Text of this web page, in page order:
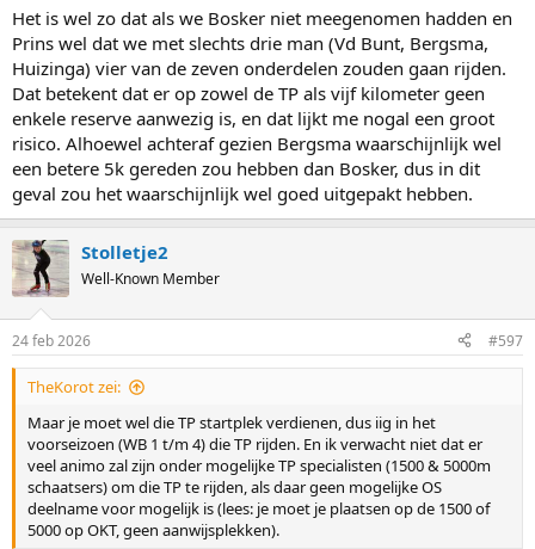
Het is wel zo dat als we Bosker niet meegenomen hadden en
Prins wel dat we met slechts drie man (Vd Bunt, Bergsma,
Huizinga) vier van de zeven onderdelen zouden gaan rijden.
Dat betekent dat er op zowel de TP als vijf kilometer geen
enkele reserve aanwezig is, en dat lijkt me nogal een groot
risico. Alhoewel achteraf gezien Bergsma waarschijnlijk wel
een betere 5k gereden zou hebben dan Bosker, dus in dit
geval zou het waarschijnlijk wel goed uitgepakt hebben.
Stolletje2
Well-Known Member
24 feb 2026 #597
TheKorot zei:
Maar je moet wel die TP startplek verdienen, dus iig in het
voorseizoen (WB 1 t/m 4) die TP rijden. En ik verwacht niet dat er
veel animo zal zijn onder mogelijke TP specialisten (1500 & 5000m
schaatsers) om die TP te rijden, als daar geen mogelijke OS
deelname voor mogelijk is (lees: je moet je plaatsen op de 1500 of
5000 op OKT, geen aanwijsplekken).